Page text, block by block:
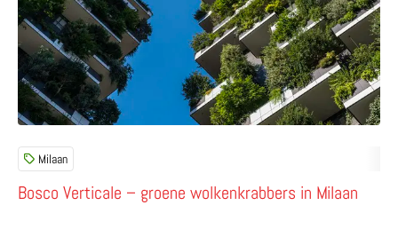
Bosco Verticale – groene wolkenkrabbers in Milaan
Milaan